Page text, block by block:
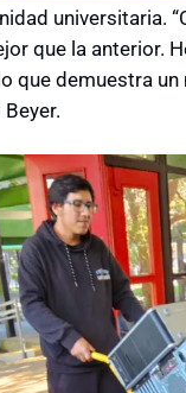
universitaria.
que la anterior.
que demuestra